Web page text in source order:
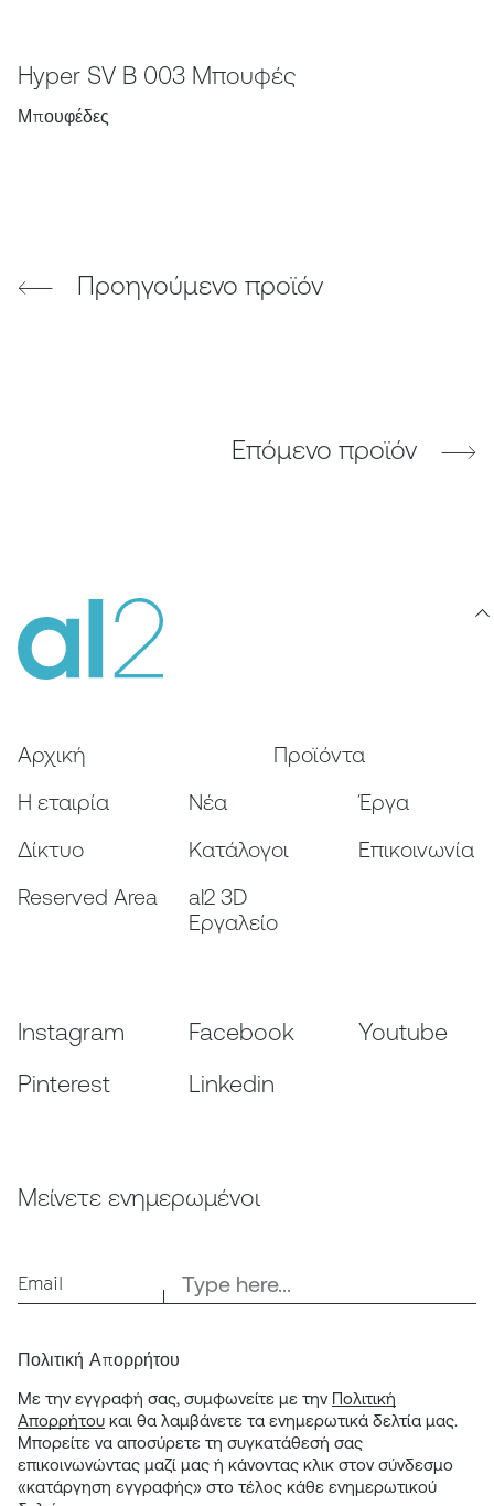
Hyper SV B 003 Μπουφές
Μπουφέδες
Προηγούμενο προϊόν
Επόμενο προϊόν
Αρχική
Προϊόντα
Η εταιρία
Nέα
Έργα
Δίκτυο
Κατάλογοι
Επικοινωνία
Reserved Area
al2 3D
Εργαλείο
Instagram Facebook
Youtube
Pinterest
Linkedin
Μείνετε ενημερωμένοι
Email
Πολιτική Απορρήτου
Με την εγγραφή σας, συμφωνείτε με την Πολιτική
Απορρήτου και θα λαμβάνετε τα ενημερωτικά δελτία μας.
Μπορείτε να αποσύρετε τη συγκατάθεσή σας
επικοινωνώντας μαζί μας ή κάνοντας κλικ στον σύνδεσμο
«κατάργηση εγγραφής» στο τέλος κάθε ενημερωτικού